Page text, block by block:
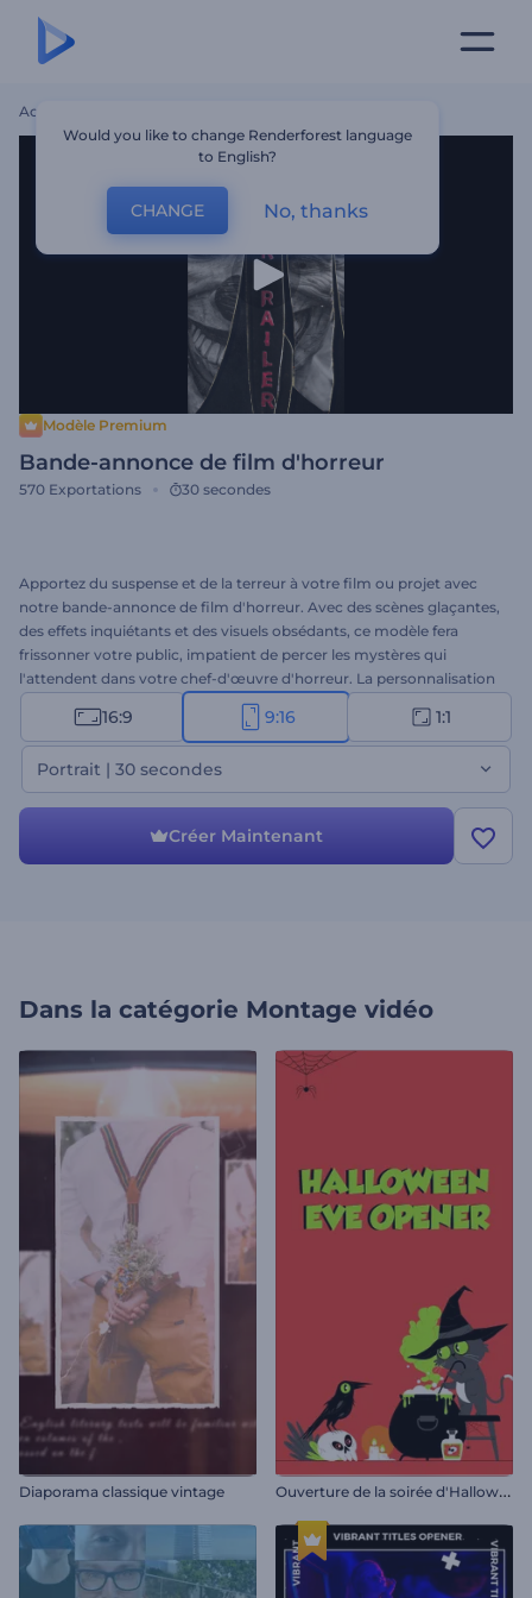
Accueil
Modèle Premium
Bande-annonce de film d'horreur
570 Exportations 30 secondes
Apportez du suspense et de la terreur à votre film ou projet avec
notre bande-annonce de film d'horreur. Avec des scènes glaçantes,
des effets inquiétants et des visuels obsédants, ce modèle fera
frissonner votre public, impatient de percer les mystères qui
l'attendent dans votre chef-d'œuvre d'horreur. La personnalisation
est un jeu d'enfant : téléchargez vos fichiers multimédias, tapez vos
textes, faites les ajustements nécessaires et complétez votre projet
de vidéo effrayante avec une musique de fond ou même avec votre
voix off. Parfait pour les films d'horreur, les teasers palpitants, les
promotions d'Halloween, les génériques effrayants, etc. Créez dès
16:9 9:16 1:1
Portrait | 30 secondes
Créer Maintenant
Dans la catégorie Montage vidéo
Diaporama classique vintage O
uverture de la soirée d'Halloween
Would you like to change Renderforest language
to English?
CHANGE No, thanks